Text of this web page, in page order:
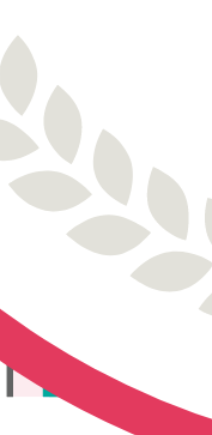
が 開発・運営する日
安心してご利用いただ